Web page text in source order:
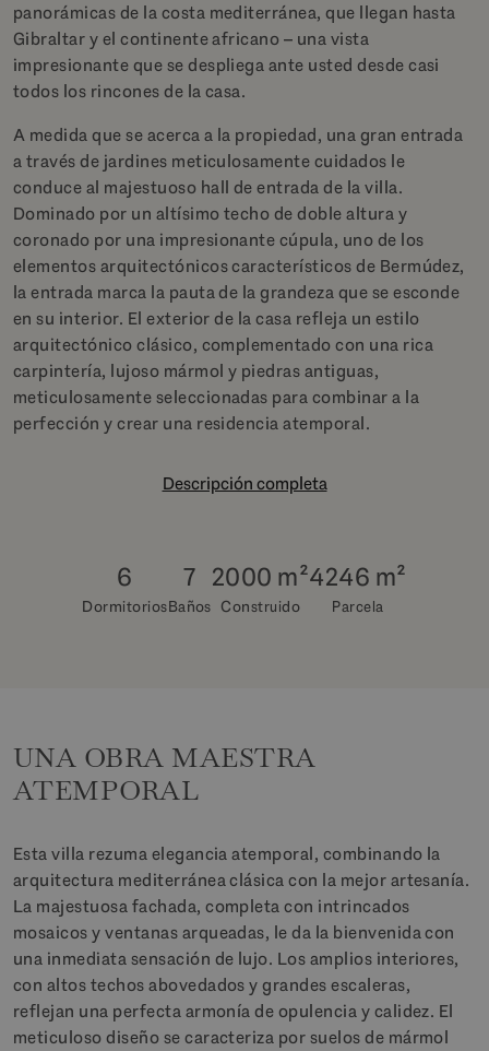
panorámicas de la costa mediterránea, que llegan hasta
Gibraltar y el continente africano – una vista
impresionante que se despliega ante usted desde casi
todos los rincones de la casa.
A medida que se acerca a la propiedad, una gran entrada
a través de jardines meticulosamente cuidados le
conduce al majestuoso hall de entrada de la villa.
Dominado por un altísimo techo de doble altura y
coronado por una impresionante cúpula, uno de los
elementos arquitectónicos característicos de Bermúdez,
la entrada marca la pauta de la grandeza que se esconde
en su interior. El exterior de la casa refleja un estilo
arquitectónico clásico, complementado con una rica
carpintería, lujoso mármol y piedras antiguas,
meticulosamente seleccionadas para combinar a la
perfección y crear una residencia atemporal.
Descripción completa
6
Dormitorios
7
Baños
2000 m²
Construido
4246 m²
Parcela
UNA OBRA MAESTRA
ATEMPORAL
Esta villa rezuma elegancia atemporal, combinando la
arquitectura mediterránea clásica con la mejor artesanía.
La majestuosa fachada, completa con intrincados
mosaicos y ventanas arqueadas, le da la bienvenida con
una inmediata sensación de lujo. Los amplios interiores,
con altos techos abovedados y grandes escaleras,
reflejan una perfecta armonía de opulencia y calidez. El
meticuloso diseño se caracteriza por suelos de mármol